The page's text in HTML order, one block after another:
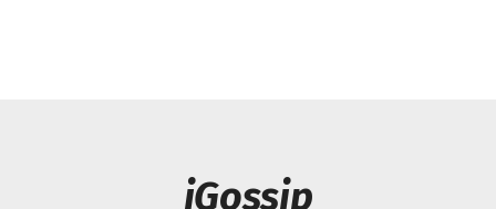
iGossip